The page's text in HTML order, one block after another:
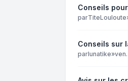
Conseils
parTiteLouloute
Conseils sur
parlunatike»